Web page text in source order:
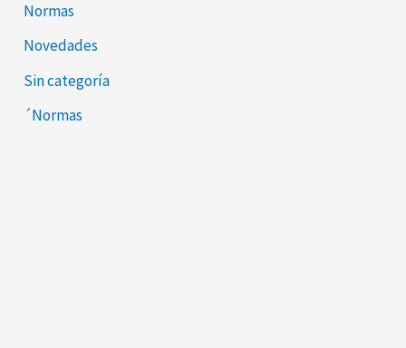
Normas
Novedades
Sin categoría
´Normas